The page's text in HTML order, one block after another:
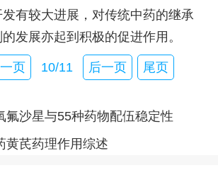
有较大进展，对传统中药的继承
发展亦起到积极的促进作用。
页 10/11 后一页 尾页
氟沙星与55种药物配伍稳定性
黄芪药理作用综述